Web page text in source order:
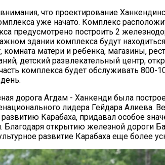
что проектирование
уже начато. Комплекс
предусмотрено построить 2
здании комплекса будут
комната матери и ребенка, магазины,
детский развлекательный центр,
комплекса будет обслуживать 800-
дорога Агдам - Ханкенди была
лидера Гейдара Алиева.
Карабаха, придавал особое
Благодаря открытию железной дороги
развитие Карабаха еще более